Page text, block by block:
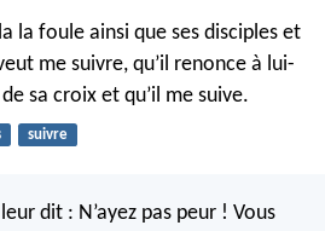
la foule ainsi que ses disciples et
me suivre, qu’il renonce à lui-
sa croix et qu’il me suive.
suivre
dit : N’ayez pas peur ! Vous